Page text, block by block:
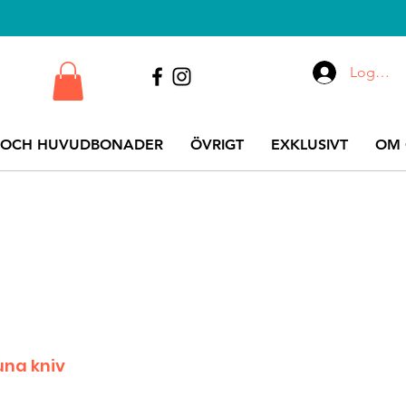
HUVUDBONADER ÖVRIGT EXKLUSIVT OM
Logga
kniv